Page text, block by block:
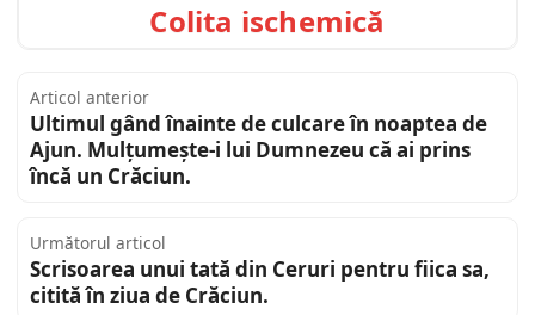
Colita ischemică
Articol anterior
Ultimul gând înainte de culcare în noaptea de
Ajun. Mulțumește-i lui Dumnezeu că ai prins
încă un Crăciun.
Următorul articol
Scrisoarea unui tată din Ceruri pentru fiica sa,
citită în ziua de Crăciun.